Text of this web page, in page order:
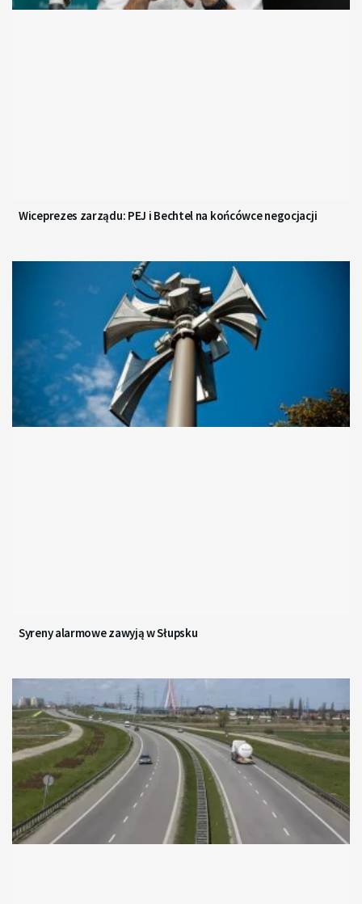
Wiceprezes zarządu: PEJ i Bechtel na końcówce negocjacji
Syreny alarmowe zawyją w Słupsku